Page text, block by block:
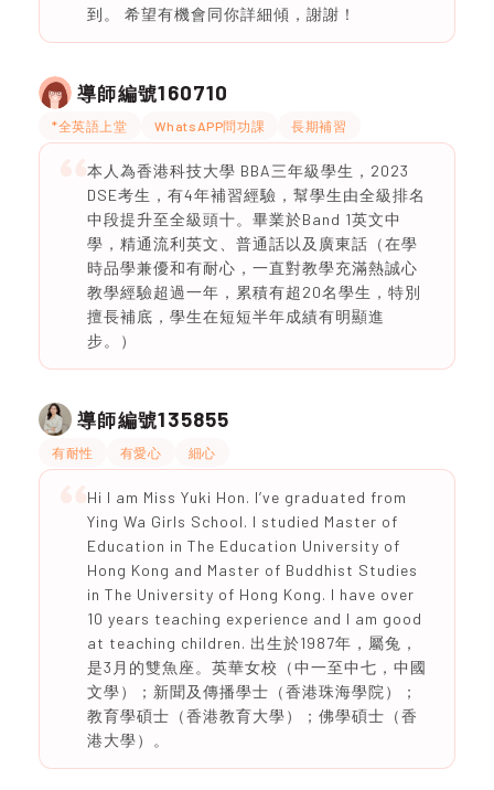
到。 希望有機會同你詳細傾，謝謝！
導師編號160710
*全英語上堂 WhatsAPP問功課 長期補習
本人為香港科技大學 BBA三年級學生，2023
DSE考生，有4年補習經驗，幫學生由全級排名
中段提升至全級頭十。畢業於Band 1英文中
學，精通流利英文、普通話以及廣東話（在學
時品學兼優和有耐心，一直對教學充滿熱誠心
教學經驗超過一年，累積有超20名學生，特別
擅長補底，學生在短短半年成績有明顯進
步。）
導師編號135855
有耐性 有愛心 細心
Hi I am Miss Yuki Hon. I’ve graduated from
Ying Wa Girls School. I studied Master of
Education in The Education University of
Hong Kong and Master of Buddhist Studies
in The University of Hong Kong. I have over
10 years teaching experience and I am good
at teaching children. 出生於1987年，屬兔，
是3月的雙魚座。英華女校（中一至中七，中國
文學）；新聞及傳播學士（香港珠海學院）；
教育學碩士（香港教育大學）；佛學碩士（香
港大學）。